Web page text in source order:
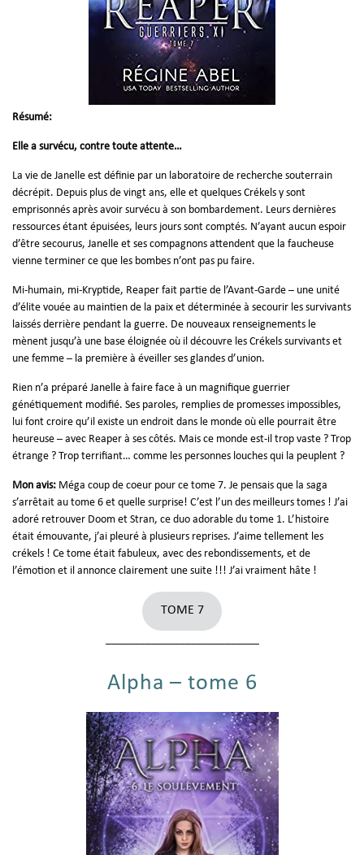
Résumé:
Elle a survécu, contre toute attente…
La vie de Janelle est définie par un laboratoire de recherche souterrain
décrépit. Depuis plus de vingt ans, elle et quelques Crékels y sont
emprisonnés après avoir survécu à son bombardement. Leurs dernières
ressources étant épuisées, leurs jours sont comptés. N’ayant aucun espoir
d’être secourus, Janelle et ses compagnons attendent que la faucheuse
vienne terminer ce que les bombes n’ont pas pu faire.
Mi-humain, mi-Kryptide, Reaper fait partie de l’Avant-Garde – une unité
d’élite vouée au maintien de la paix et déterminée à secourir les survivants
laissés derrière pendant la guerre. De nouveaux renseignements le
mènent jusqu’à une base éloignée où il découvre les Crékels survivants et
une femme – la première à éveiller ses glandes d’union.
Rien n’a préparé Janelle à faire face à un magnifique guerrier
génétiquement modifié. Ses paroles, remplies de promesses impossibles,
lui font croire qu’il existe un endroit dans le monde où elle pourrait être
heureuse – avec Reaper à ses côtés. Mais ce monde est-il trop vaste ? Trop
étrange ? Trop terrifiant… comme les personnes louches qui la peuplent ?
Mon avis: Méga coup de coeur pour ce tome 7. Je pensais que la saga
s’arrêtait au tome 6 et quelle surprise! C’est l’un des meilleurs tomes ! J’ai
adoré retrouver Doom et Stran, ce duo adorable du tome 1. L’histoire
était émouvante, j’ai pleuré à plusieurs reprises. J’aime tellement les
crékels ! Ce tome était fabuleux, avec des rebondissements, et de
l’émotion et il annonce clairement une suite !!! J’ai vraiment hâte !
TOME 7
Alpha – tome 6